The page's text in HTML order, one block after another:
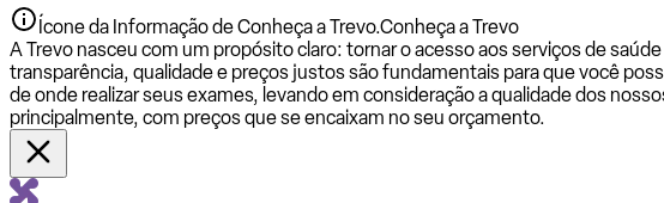
Ícone da Informação de Conheça a Trevo.Conheça a Trevo
A Trevo nasceu com um propósito claro: tornar o acesso aos serviços de
transparência, qualidade e preços justos são fundamentais para que você
de onde realizar seus exames, levando em consideração a qualidade dos
principalmente, com preços que se encaixam no seu orçamento.